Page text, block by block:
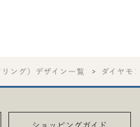
ング）デザイン一覧 ダイヤモ